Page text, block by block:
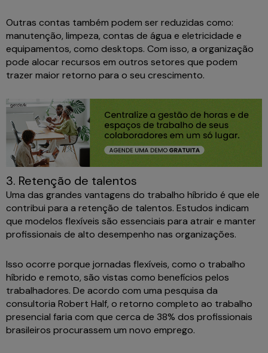
Outras contas também podem ser reduzidas como:
manutenção, limpeza, contas de água e eletricidade e
equipamentos, como desktops. Com isso, a organização
pode alocar recursos em outros setores que podem
trazer maior retorno para o seu crescimento.
3. Retenção de talentos
Uma das grandes vantagens do trabalho híbrido é que ele
contribui para a retenção de talentos. Estudos indicam
que modelos flexíveis são essenciais para atrair e manter
profissionais de alto desempenho nas organizações.
Isso ocorre porque jornadas flexíveis, como o trabalho
híbrido e remoto, são vistas como benefícios pelos
trabalhadores. De acordo com uma pesquisa da
consultoria Robert Half, o retorno completo ao trabalho
presencial faria com que cerca de 38% dos profissionais
brasileiros procurassem um novo emprego.